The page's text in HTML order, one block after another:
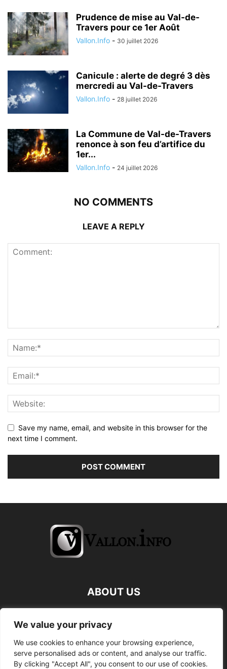
We value your privacy
We use cookies to enhance your browsing experience,
serve personalised ads or content, and analyse our traffic.
By clicking "Accept All", you consent to our use of cookies.
Prudence de mise au Val-de-
Travers pour ce 1er Août
Vallon.Info - 30 juillet 2026
Canicule : alerte de degré 3 dès
mercredi au Val-de-Travers
Vallon.Info - 28 juillet 2026
La Commune de Val-de-Travers
renonce à son feu d’artifice du
1er...
Vallon.Info - 24 juillet 2026
NO COMMENTS
LEAVE A REPLY
Save my name, email, and website in this browser for the
next time I comment.
ABOUT US
FOLLOW US